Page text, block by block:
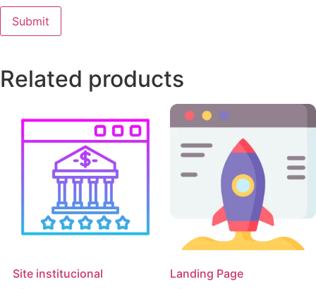
Related products
Site institucional Landing Page